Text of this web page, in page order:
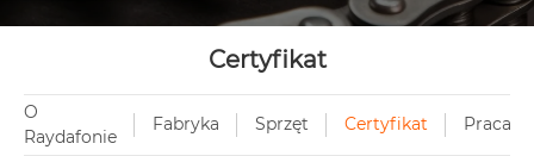
Certyfikat
O
Raydafonie
Fabryka Sprzęt Certyfikat Praca